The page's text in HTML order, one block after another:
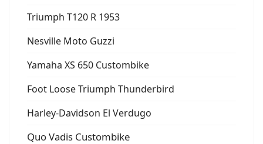
Triumph T120 R 1953
Nesville Moto Guzzi
Yamaha XS 650 Custombike
Foot Loose Triumph Thunderbird
Harley-Davidson El Verdugo
Quo Vadis Custombike